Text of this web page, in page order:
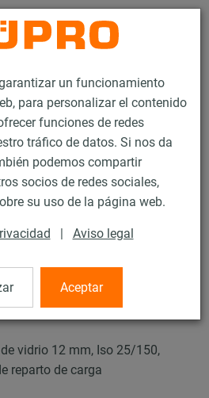
un funcionamiento
para personalizar el contenido
funciones de redes
tráfico de datos. Si nos da
podemos compartir
socios de redes sociales,
su uso de la página web.
| Aviso legal
Aceptar
Abrazaderas
vidrio
de espuma de
vidrio
vidrio 12 mm, Iso 25/150,
reparto de carga